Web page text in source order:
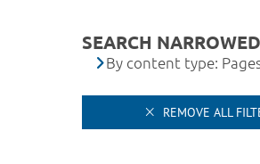
SEARCH
By content type:
REMOVE ALL